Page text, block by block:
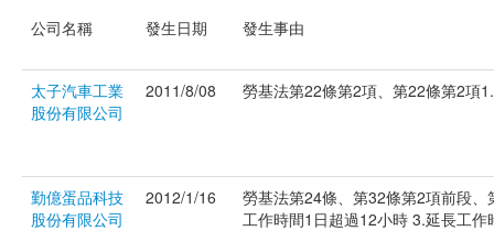
公司名稱 發生日期 發生事由
太子汽車工業
股份有限公司
2011/8/08 勞基法第22條第2項、第22條第2項
勤億蛋品科技
股份有限公司
2012/1/16
勞基法第24條、第32條第2項前段
工作時間1日超過12小時 3.延長工